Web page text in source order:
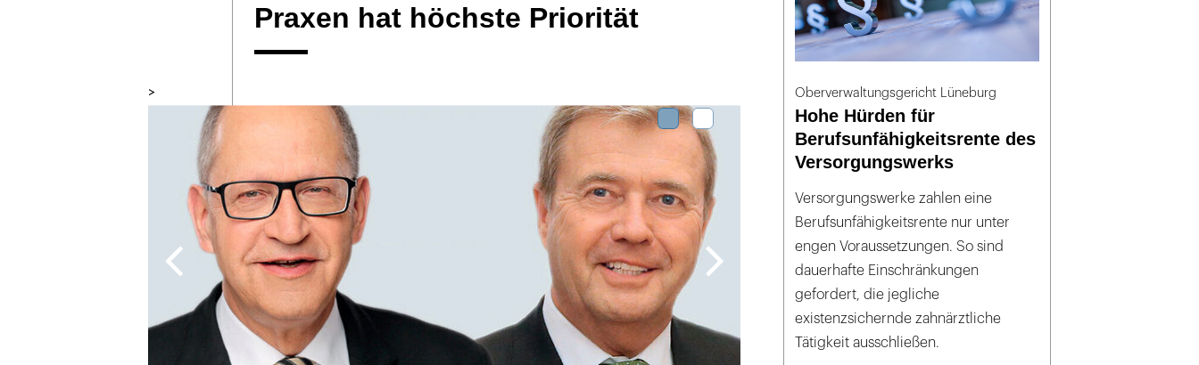
Praxen hat höchste Priorität
> Oberverwaltungsgericht Lüneburg
Hohe Hürden für
Berufsunfähigkeitsrente des
Versorgungswerks
Versorgungswerke zahlen eine
Berufsunfähigkeitsrente nur unter
engen Voraussetzungen. So sind
dauerhafte Einschränkungen
gefordert, die jegliche
existenzsichernde zahnärztliche
Tätigkeit ausschließen.